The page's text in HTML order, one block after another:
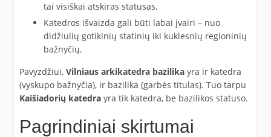
tai visiškai atskiras statusas.
Katedros išvaizda gali būti labai įvairi – nuo
didžiulių gotikinių statinių iki kuklesnių regioninių
bažnyčių.
Pavyzdžiui, Vilniaus arkikatedra bazilikayra ir katedra
(vyskupo bažnyčia), ir bazilika (garbės titulas). Tuo tarpu
Kaišiadorių katedrayra tik katedra, be bazilikos statuso.
Pagrindiniai skirtumai